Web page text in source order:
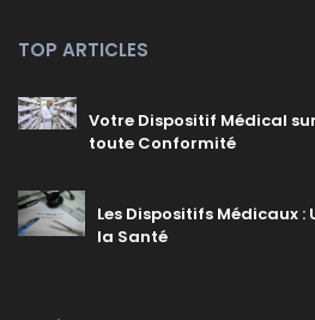
TOP ARTICLES
Votre Dispositif Médical
toute Conformité
Les Dispositifs Médicaux :
la Santé